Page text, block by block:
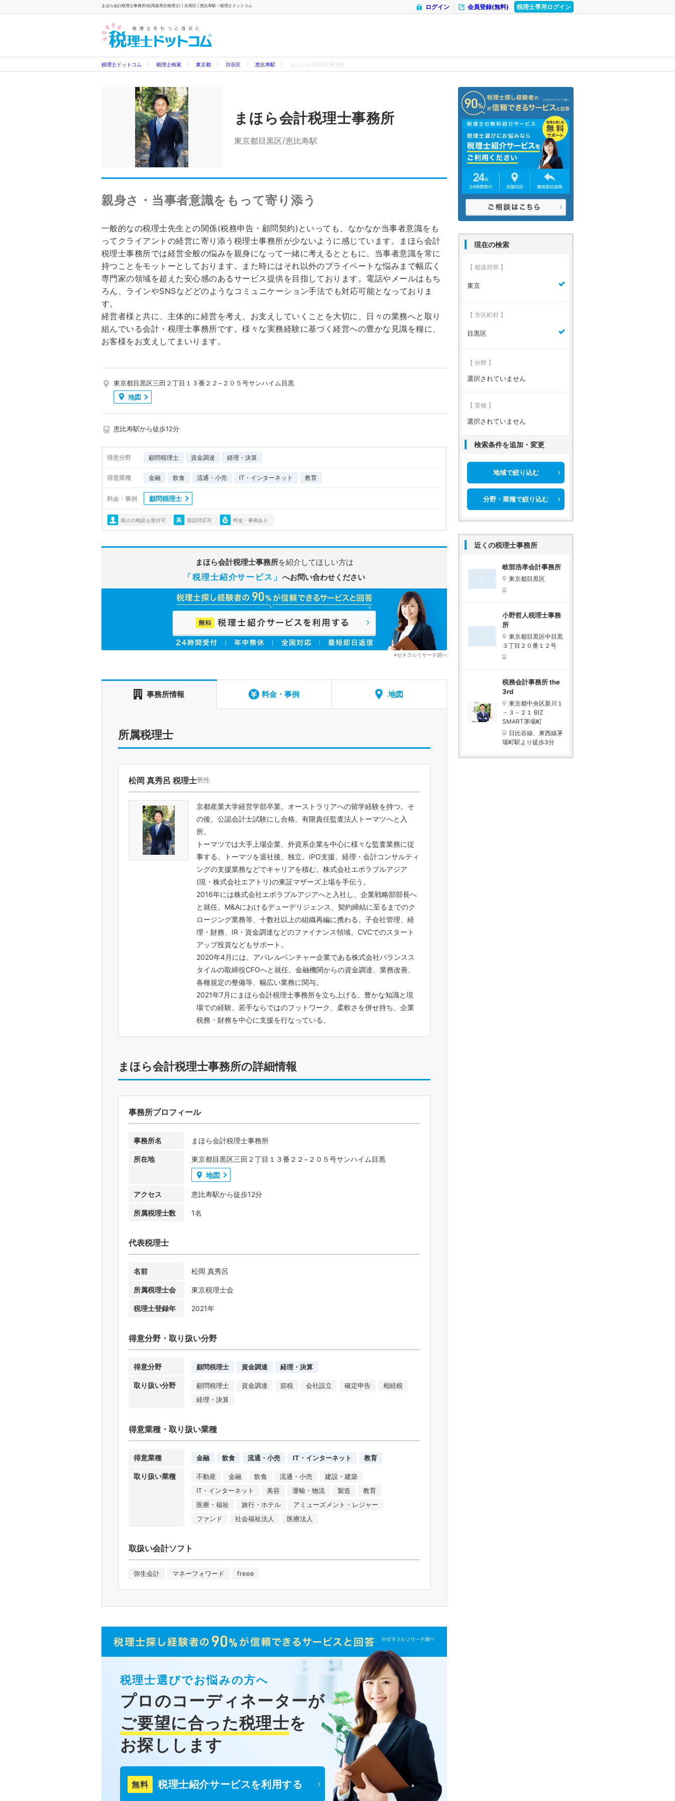
まほら会計税理士事務所(松岡真秀呂税理士) | 目黒区 | 恵比寿駅 - 税理士ドットコム 税理士専用ログイン
会員登録(無料)
ログイン
税理士ドットコム 税理士検索 東京都 渋谷区 恵比寿駅 まほら会計税理士事務所
現在の検索
【 都道府県 】
東京
【 市区町村 】
目黒区
【 分野 】
選択されていません
【 業種 】
選択されていません
検索条件を追加・変更
地域で絞り込む
分野・業種で絞り込む
近くの税理士事務所
岐部浩孝会計事務所
東京都目黒区
小野哲人税理士事務
所
東京都目黒区中目黒
３丁目２０番１２号
税務会計事務所 the
3rd
東京都中央区新川１
－３－２１ BIZ
SMART茅場町
日比谷線、東西線茅
場町駅より徒歩3分
まほら会計税理士事務所
東京都目黒区/恵比寿駅
親身さ・当事者意識をもって寄り添う
一般的なの税理士先生との関係(税務申告・顧問契約)といっても、なかなか当事者意識をも
ってクライアントの経営に寄り添う税理士事務所が少ないように感じています。まほら会計
税理士事務所では経営全般の悩みを親身になって一緒に考えるとともに、当事者意識を常に
持つことをモットーとしております。また時にはそれ以外のプライベートな悩みまで幅広く
専門家の領域を超えた安心感のあるサービス提供を目指しております。電話やメールはもち
ろん、ラインやSNSなどどのようなコミュニケーション手法でも対応可能となっておりま
す。
経営者様と共に、主体的に経営を考え、お支えしていくことを大切に、日々の業務へと取り
組んでいる会計・税理士事務所です。様々な実務経験に基づく経営への豊かな見識を糧に、
お客様をお支えしてまいります。
東京都目黒区三田２丁目１３番２２−２０５号サンハイム目黒
地図
恵比寿駅から徒歩12分
得意分野 顧問税理士 資金調達 経理・決算
得意業種 金融 飲食 流通・小売 IT・インターネット 教育
料金・事例 顧問税理士
個人の相談も受付可 英語対応可 料金・事例あり
まほら会計税理士事務所を紹介してほしい方は
「税理士紹介サービス」へお問い合わせください
※ゼネラルリサーチ調べ
事務所情報 料金・事例 地図
所属税理士
松岡 真秀呂 税理士男性
京都産業大学経営学部卒業。オーストラリアへの留学経験を持つ。そ
の後、公認会計士試験にし合格。有限責任監査法人トーマツへと入
所。
トーマツでは大手上場企業、外資系企業を中心に様々な監査業務に従
事する。トーマツを退社後、独立。IPO支援、経理・会計コンサルティ
ングの支援業務などでキャリアを積む。株式会社エボラブルアジア
(現・株式会社エアトリ)の東証マザーズ上場を手伝う。
2016年には株式会社エボラブルアジアへと入社し、企業戦略部部長へ
と就任。M&Aにおけるデューデリジェンス、契約締結に至るまでのク
ロージング業務等、十数社以上の組織再編に携わる。子会社管理、経
理・財務、IR・資金調達などのファイナンス領域、CVCでのスタート
アップ投資などもサポート。
2020年4月には、アパレルベンチャー企業である株式会社バランスス
タイルの取締役CFOへと就任。金融機関からの資金調達、業務改善、
各種規定の整備等、幅広い業務に関与。
2021年7月にまほら会計税理士事務所を立ち上げる。豊かな知識と現
場での経験、若手ならではのフットワーク、柔軟さを併せ持ち、企業
税務・財務を中心に支援を行なっている。
まほら会計税理士事務所の詳細情報
事務所プロフィール
事務所名 まほら会計税理士事務所
所在地
東京都目黒区三田２丁目１３番２２−２０５号サンハイム目黒
地図
アクセス 恵比寿駅から徒歩12分
所属税理士数 1名
代表税理士
名前 松岡 真秀呂
所属税理士会 東京税理士会
税理士登録年 2021年
得意分野・取り扱い分野
得意分野 顧問税理士 資金調達 経理・決算
取り扱い分野 顧問税理士 資金調達 節税 会社設立 確定申告
相続税
経理・決算
得意業種・取り扱い業種
得意業種 金融 飲食 流通・小売 IT・インターネット 教育
取り扱い業種 不動産 金融 飲食 流通・小売
建設・建築
IT・インターネット
美容 運輸・物流 製造
教育
医療・福祉
旅行・ホテル
アミューズメント・レジャー
ファンド
社会福祉法人 医療法人
取扱い会計ソフト
弥生会計 マネーフォワード freee
税理士選びでお悩みの方へ
プロのコーディネーターが
ご要望に合った税理士を
お探しします
無料 税理士紹介サービスを利用する